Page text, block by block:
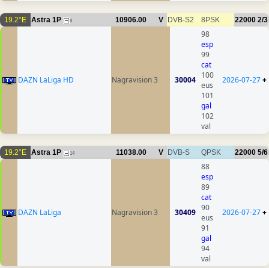
19.2°E Astra 1P 8 10906.00 V DVB-S2 8PSK 22000 2/3
DAZN LaLiga HD Nagravision 3 30004
98
esp
99
cat
100
eus
101
gal
102
val
2026-07-27+
19.2°E Astra 1P 14 11038.00 V DVB-S QPSK 22000 5/6
DAZN LaLiga Nagravision 3 30409
88
esp
89
cat
90
eus
91
gal
94
val
2026-07-27+